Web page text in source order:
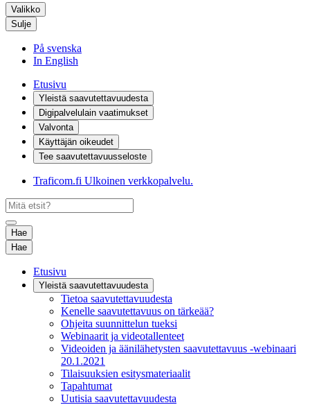
Valikko
Sulje
På svenska
In English
Etusivu
Yleistä saavutettavuudesta
Digipalvelulain vaatimukset
Valvonta
Käyttäjän oikeudet
Tee saavutettavuusseloste
Traficom.fi Ulkoinen verkkopalvelu.
Hae
Hae
Etusivu
Yleistä saavutettavuudesta
Tietoa saavutettavuudesta
Kenelle saavutettavuus on tärkeää?
Ohjeita suunnittelun tueksi
Webinaarit ja videotallenteet
Videoiden ja äänilähetysten saavutettavuus -webinaari
20.1.2021
Tilaisuuksien esitysmateriaalit
Tapahtumat
Uutisia saavutettavuudesta